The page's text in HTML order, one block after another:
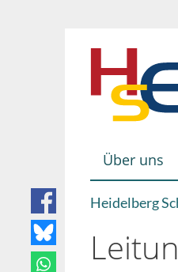
Über uns
Breadcrumb
Heidelberg